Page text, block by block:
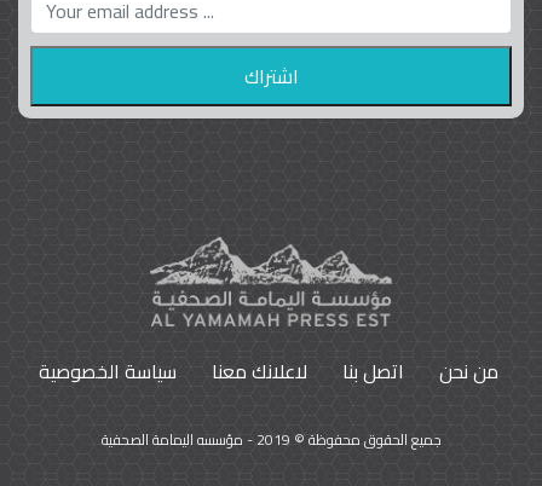
واشنطن بوست واللوبي المزدوج
9797
من نحن اتصل بنا لاعلانك معنا سياسة الخصوصية
جميع الحقوق محفوظة © 2019 - مؤسسه اليمامة الصحفية